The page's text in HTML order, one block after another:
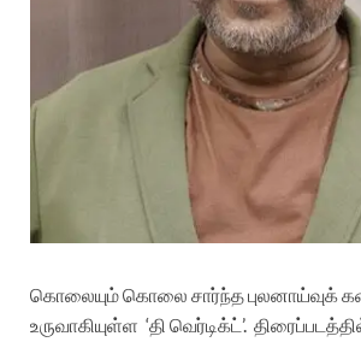
கொலையும் கொலை சார்ந்த புலனாய்வுக்
உருவாகியுள்ள ‘தி வெர்டிக்ட்’.